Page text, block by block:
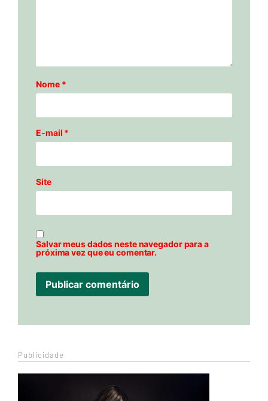
Nome *
E-mail *
Site
Salvar meus dados neste navegador para a
próxima vez que eu comentar.
Publicidade